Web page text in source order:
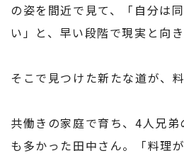
の姿を間近で見て、「自分は
い」と、早い段階で現実と向
そこで見つけた新たな道が、料
共働きの家庭で育ち、4人兄
も多かった田中さん。「料理